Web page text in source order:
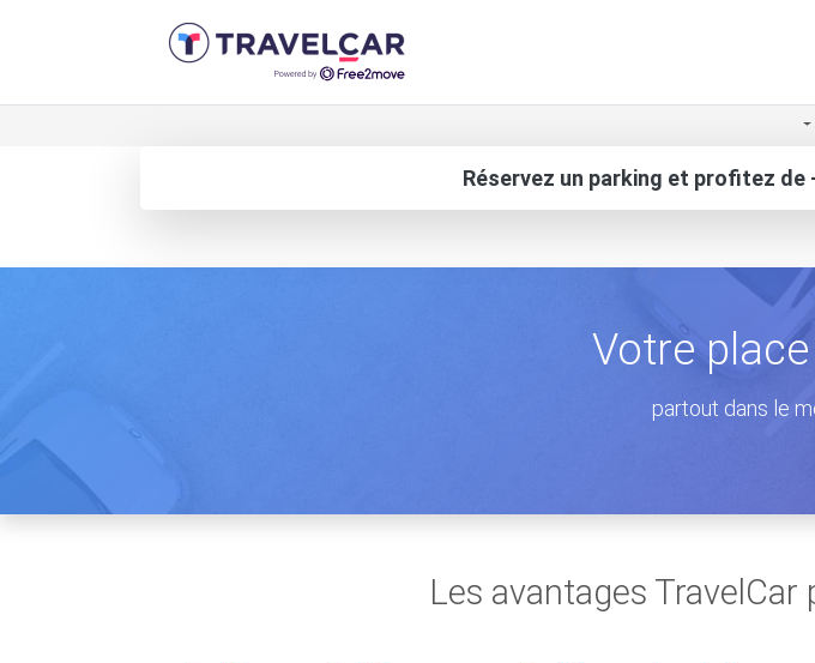
Réservez un parking et profitez
Votre
partout dans le
Les avantages